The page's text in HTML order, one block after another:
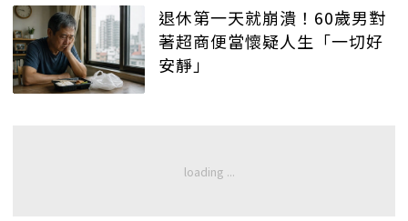
退休第一天就崩潰！60歲男對
著超商便當懷疑人生「一切好
安靜」